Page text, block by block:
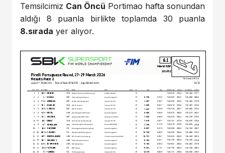
Temsilcimiz Can Öncü Portimao hafta sonundan
aldığı 8 puanla birlikte toplamda 30 puanla
8.sırada yer alıyor.